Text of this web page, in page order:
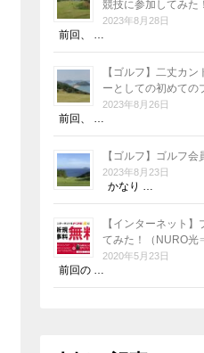
競技に参加してみた！
2023年8月28日
前回、 …
【ゴルフ】二丈カ
ーとしての初めての
2023年8月26日
前回、 …
【ゴルフ】ゴルフ会
2023年8月23日
かなり …
【インターネット
てみた！（NURO光
2020年5月23日
前回の …